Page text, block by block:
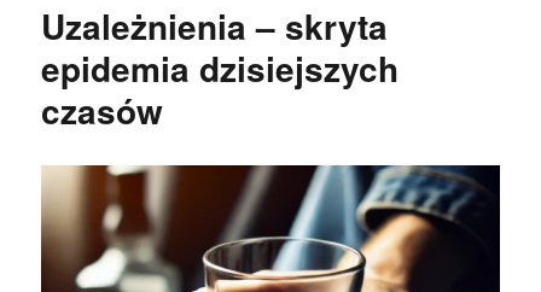
Uzależnienia – skryta
epidemia dzisiejszych
czasów